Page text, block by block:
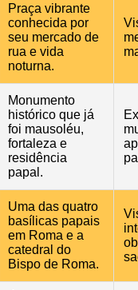
Praça vibrante
conhecida por
seu mercado de
rua e vida
noturna.
Monumento
histórico que já
foi mausoléu,
fortaleza e
residência
papal.
Uma das quatro
basílicas papais
em Roma e a
catedral do
Bispo de Roma.